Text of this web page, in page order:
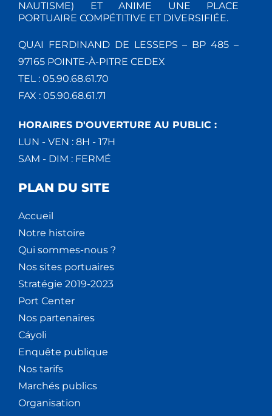
NAUTISME) ET ANIME UNE PLACE
PORTUAIRE COMPÉTITIVE ET DIVERSIFIÉE.
QUAI FERDINAND DE LESSEPS – BP 485 –
97165 POINTE-À-PITRE CEDEX
TEL : 05.90.68.61.70
FAX : 05.90.68.61.71
HORAIRES D'OUVERTURE AU PUBLIC :
LUN - VEN : 8H - 17H
SAM - DIM : FERMÉ
PLAN DU SITE
Accueil
Notre histoire
Qui sommes-nous ?
Nos sites portuaires
Stratégie 2019-2023
Port Center
Nos partenaires
Cáyoli
Enquête publique
Nos tarifs
Marchés publics
Organisation